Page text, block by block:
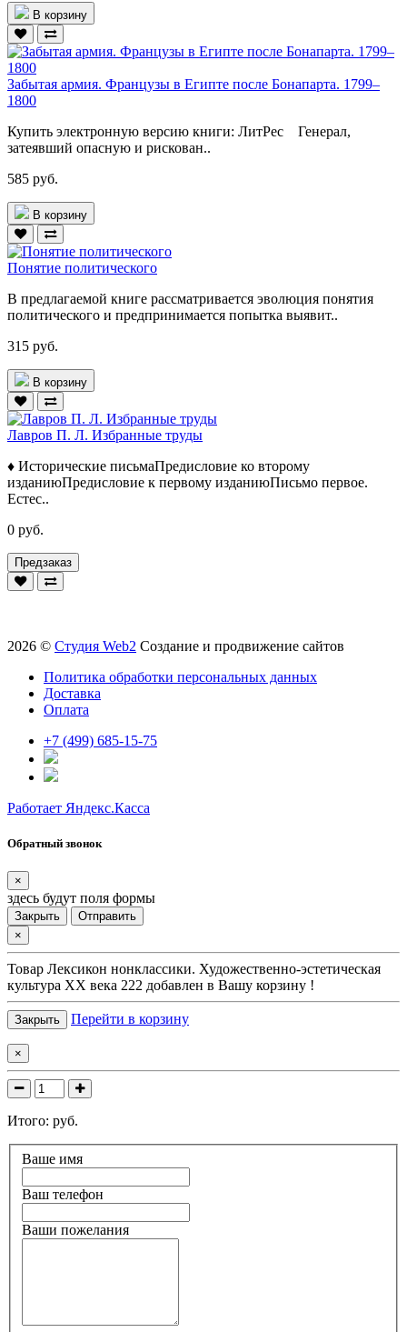
В корзину
Забытая армия. Французы в Египте после Бонапарта. 1799–
1800
Купить электронную версию книги: ЛитРес Генерал,
затеявший опасную и рискован..
585 руб.
В корзину
Понятие политического
В предлагаемой книге рассматривается эволюция понятия
политического и предпринимается попытка выявит..
315 руб.
В корзину
Лавров П. Л. Избранные труды
♦ Исторические письмаПредисловие ко второму
изданиюПредисловие к первому изданиюПисьмо первое.
Естес..
0 руб.
Предзаказ
2026 © Студия Web2 Создание и продвижение сайтов
Политика обработки персональных данных
Доставка
Оплата
+7 (499) 685-15-75
Работает Яндекс.Касса
Обратный звонок
×
здесь будут поля формы
Закрыть
Отправить
×
Товар Лексикон нонклассики. Художественно-эстетическая
культура XX века 222 добавлен в Вашу корзину !
Закрыть Перейти в корзину
×
Итого: руб.
Ваше имя
Ваш телефон
Ваши пожелания